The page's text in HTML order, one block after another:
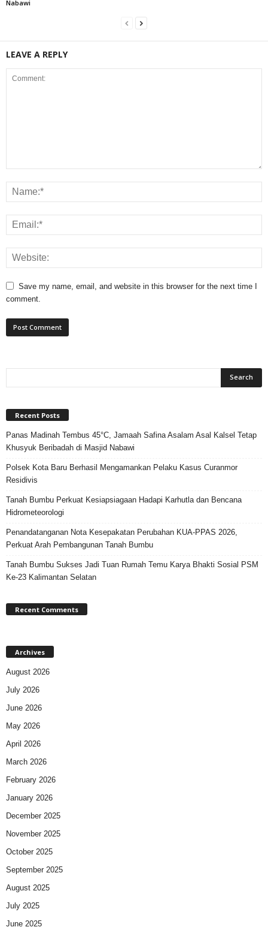
Nabawi
LEAVE A REPLY
Save my name, email, and website in this browser for the next time I
comment.
Recent Posts
Panas Madinah Tembus 45°C, Jamaah Safina Asalam Asal Kalsel Tetap
Khusyuk Beribadah di Masjid Nabawi
Polsek Kota Baru Berhasil Mengamankan Pelaku Kasus Curanmor
Residivis
Tanah Bumbu Perkuat Kesiapsiagaan Hadapi Karhutla dan Bencana
Hidrometeorologi
Penandatanganan Nota Kesepakatan Perubahan KUA-PPAS 2026,
Perkuat Arah Pembangunan Tanah Bumbu
Tanah Bumbu Sukses Jadi Tuan Rumah Temu Karya Bhakti Sosial PSM
Ke-23 Kalimantan Selatan
Recent Comments
Archives
August 2026
July 2026
June 2026
May 2026
April 2026
March 2026
February 2026
January 2026
December 2025
November 2025
October 2025
September 2025
August 2025
July 2025
June 2025